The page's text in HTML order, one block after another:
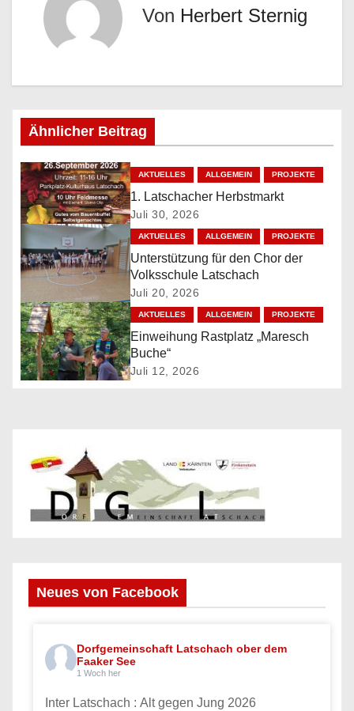
s
n
a
v
i
g
a
t
n
Von Herbert Sternig
Ähnlicher Beitrag
AKTUELLES ALLGEMEIN PROJEKTE
1. Latschacher Herbstmarkt
Juli 30, 2026
AKTUELLES ALLGEMEIN PROJEKTE
Unterstützung für den Chor der
Volksschule Latschach
Juli 20, 2026
AKTUELLES ALLGEMEIN PROJEKTE
Einweihung Rastplatz „Maresch
Buche“
Juli 12, 2026
Neues von Facebook
Dorfgemeinschaft Latschach ober dem
Faaker See
1 Woch her
Inter Latschach : Alt gegen Jung 2026